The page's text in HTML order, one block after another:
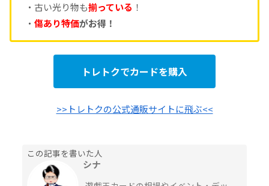
・古い光り物も揃っている ！
・ 傷あり特価がお得！
トレトクでカードを購入
>>トレトクの公式通販サイトに飛ぶ<<
この記事を書いた人
シナ